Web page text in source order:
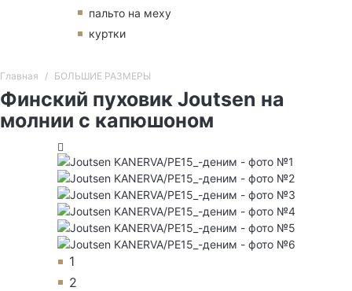
пальто на меху
куртки
Главная БОЛЬШИЕ РАЗМЕРЫ
Финский пуховик Joutsen на
молнии с капюшоном
1
2